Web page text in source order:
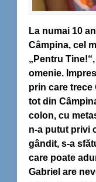
La numai 10
Câmpina, cel
„Pentru
omenie.
prin care trece
tot din
colon, cu
n-a putut privi
gândit, s-a
care poate
Gabriel are